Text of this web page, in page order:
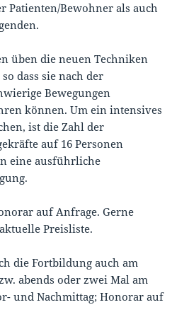
Patienten/Bewohner als auch
üben die neuen Techniken
dass sie nach der
Bewegungen
können. Um ein intensives
ist die Zahl der
auf 16 Personen
eine ausführliche
auf Anfrage. Gerne
Preisliste.
die Fortbildung auch am
abends oder zwei Mal am
und Nachmittag; Honorar auf